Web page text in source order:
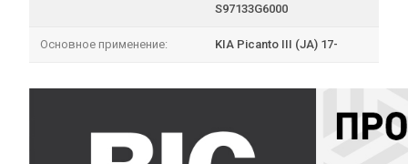
S97133G6000
Основное применение: KIA Picanto III (JA) 17-